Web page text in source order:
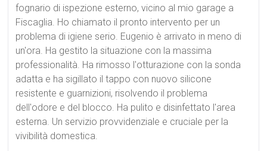
fognario di ispezione esterno, vicino al mio garage a
Fiscaglia. Ho chiamato il pronto intervento per un
problema di igiene serio. Eugenio è arrivato in meno di
un'ora. Ha gestito la situazione con la massima
professionalità. Ha rimosso l'otturazione con la sonda
adatta e ha sigillato il tappo con nuovo silicone
resistente e guarnizioni, risolvendo il problema
dell'odore e del blocco. Ha pulito e disinfettato l'area
esterna. Un servizio provvidenziale e cruciale per la
vivibilità domestica.